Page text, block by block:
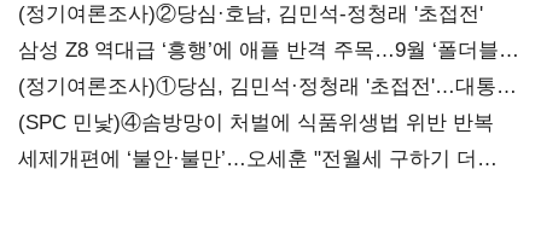
(정기여론조사)②당심·호남, 김민석-정청래 '초접전'
삼성 Z8 역대급 ‘흥행’에 애플 반격 주목…9월 ‘폴더블
대전’
(정기여론조사)①당심, 김민석·정청래 '초접전'…대통령
지지도 '50% 아래로'(종합)
(SPC 민낯)④솜방망이 처벌에 식품위생법 위반 반복
세제개편에 ‘불안·불만’…오세훈 "전월세 구하기 더